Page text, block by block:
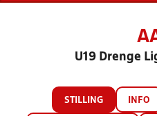
U19 Drenge
STILLING INFO